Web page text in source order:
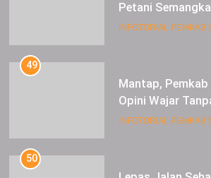
Petani
Raup Untung
INFOTORIAL PEMKAB
49
Mantap,
Opini Wajar
ke-13 Dari BPK
INFOTORIAL PEMKAB
50